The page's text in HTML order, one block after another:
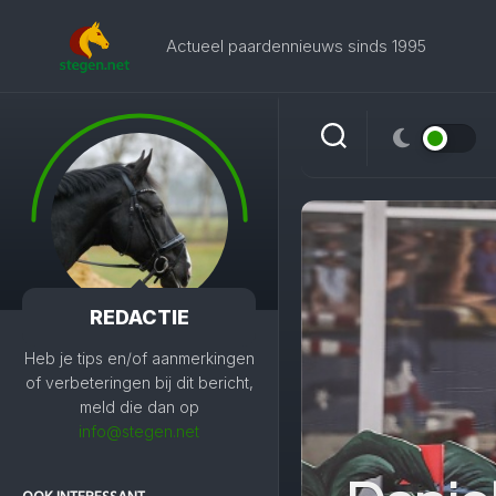
Actueel paardennieuws sinds 1995
REDACTIE
Heb je tips en/of aanmerkingen
of verbeteringen bij dit bericht,
meld die dan op
info@stegen.net